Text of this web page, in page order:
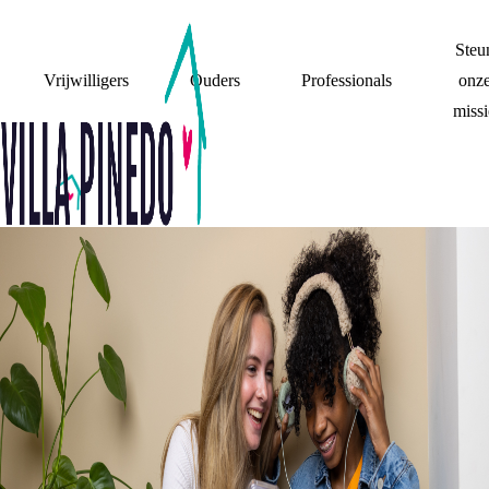
Vrijwilligers Ouders Professionals
TIPS